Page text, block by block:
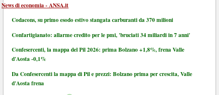
News di economia - ANSA.it
Codacons, su primo esodo estivo stangata carburanti da 370 milioni
Confartigianato: allarme credito per le pmi, 'bruciati 34 miliardi in 7 anni'
Confesercenti, la mappa del Pil 2026: prima Bolzano +1,8%, frena Valle
d'Aosta -0,1%
Da Confesercenti la mappa di Pil e prezzi: Bolzano prima per crescita, Valle
d'Aosta frena